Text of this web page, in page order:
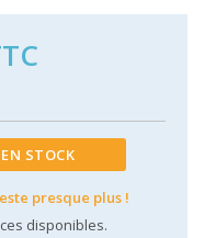
EN STOCK
presque plus !
disponibles.